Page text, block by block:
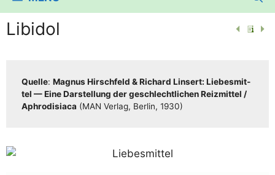
Libidol
Quel­le: Magnus Hirsch­feld & Richard Lin­sert: Lie­bes­mit­
tel — Eine Dar­stel­lung der geschlecht­li­chen Reiz­mit­tel /​​
Aphro­di­sia­ca (MAN Ver­lag, Ber­lin, 1930)